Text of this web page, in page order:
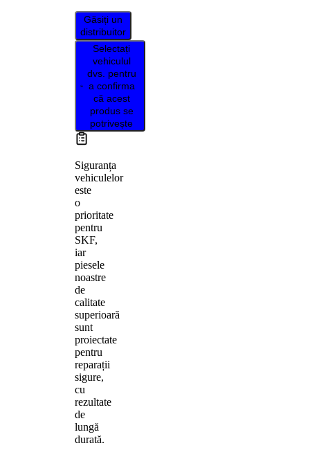
Găsiți un
distribuitor
Selectați
vehiculul
dvs. pentru
a confirma
că acest
produs se
potrivește
Siguranța
vehiculelor
este
o
prioritate
pentru
SKF,
iar
piesele
noastre
de
calitate
superioară
sunt
proiectate
pentru
reparații
sigure,
cu
rezultate
de
lungă
durată.